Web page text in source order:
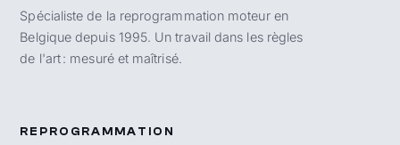
Spécialiste de la reprogrammation moteur en
Belgique depuis 1995. Un travail dans les règles
de l'art : mesuré et maîtrisé.
REPROGRAMMATION